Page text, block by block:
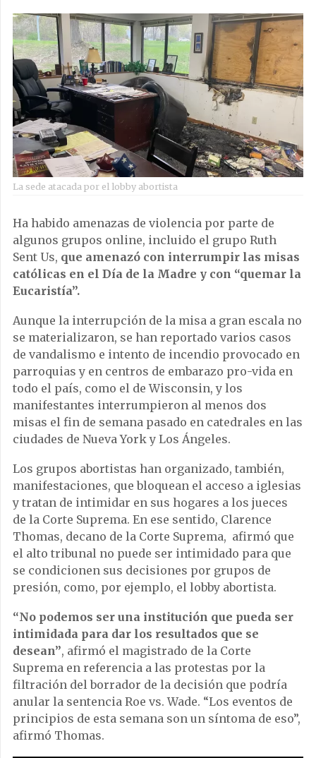
La sede atacada por el lobby abortista
Ha habido amenazas de violencia por parte de
algunos grupos online, incluido el grupo Ruth
Sent Us, que amenazó con interrumpir las misas
católicas en el Día de la Madre y con “quemar la
Eucaristía”.
Aunque la interrupción de la misa a gran escala no
se materializaron, se han reportado varios casos
de vandalismo e intento de incendio provocado en
parroquias y en centros de embarazo pro-vida en
todo el país, como el de Wisconsin, y los
manifestantes interrumpieron al menos dos
misas el fin de semana pasado en catedrales en las
ciudades de Nueva York y Los Ángeles.
Los grupos abortistas han organizado, también,
manifestaciones, que bloquean el acceso a iglesias
y tratan de intimidar en sus hogares a los jueces
de la Corte Suprema. En ese sentido, Clarence
Thomas, decano de la Corte Suprema, afirmó que
el alto tribunal no puede ser intimidado para que
se condicionen sus decisiones por grupos de
presión, como, por ejemplo, el lobby abortista.
“No podemos ser una institución que pueda ser
intimidada para dar los resultados que se
desean”, afirmó el magistrado de la Corte
Suprema en referencia a las protestas por la
filtración del borrador de la decisión que podría
anular la sentencia Roe vs. Wade. “Los eventos de
principios de esta semana son un síntoma de eso”,
afirmó Thomas.